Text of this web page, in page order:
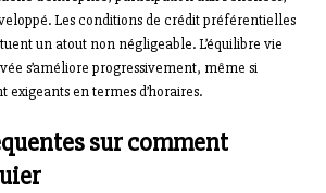
Les conditions de crédit préférentielles
un atout non négligeable. L’équilibre vie
s’améliore progressivement, même si
exigeants en termes d’horaires.
sur comment